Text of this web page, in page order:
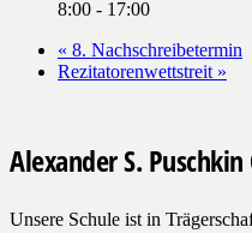
8:00 - 17:00
« 8. Nachschreibetermin
Rezitatorenwettstreit »
Alexander S.
Unsere Schule ist in